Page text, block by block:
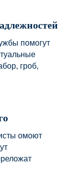
помогут
гроб,
омоют